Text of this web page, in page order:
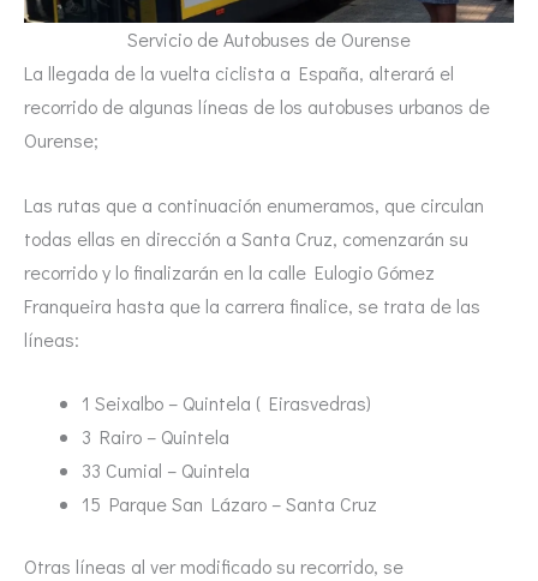
Servicio de Autobuses de Ourense
La llegada de la vuelta ciclista a España, alterará el
recorrido de algunas líneas de los autobuses urbanos de
Ourense;
Las rutas que a continuación enumeramos, que circulan
todas ellas en dirección a Santa Cruz, comenzarán su
recorrido y lo finalizarán en la calle Eulogio Gómez
Franqueira hasta que la carrera finalice, se trata de las
líneas:
1 Seixalbo – Quintela ( Eirasvedras)
3 Rairo – Quintela
33 Cumial – Quintela
15 Parque San Lázaro – Santa Cruz
Otras líneas al ver modificado su recorrido, se